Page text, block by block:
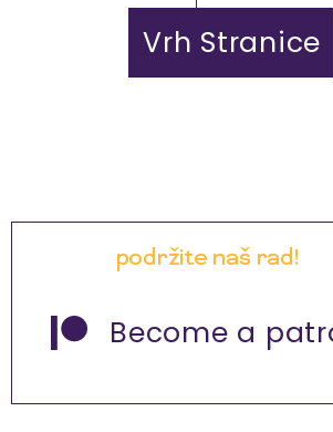
Vrh Stranice
podržite naš rad!
Become a